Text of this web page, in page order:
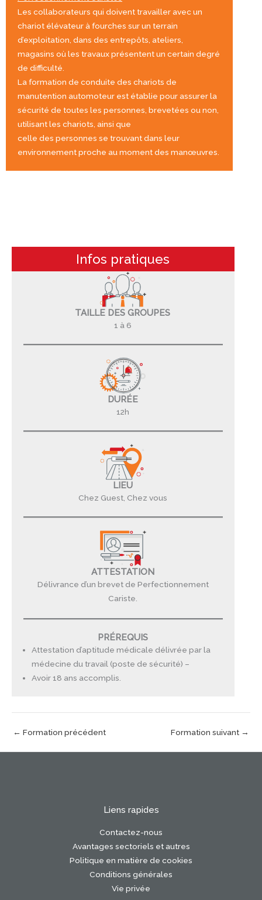
Les collaborateurs qui doivent travailler avec un
chariot élévateur à fourches sur un terrain
d’exploitation, dans des entrepôts, ateliers,
magasins où les travaux présentent un certain degré
de difficulté.
La formation de conduite des chariots de
manutention automoteur est établie pour assurer la
sécurité de toutes les personnes, brevetées ou non,
utilisant les chariots, ainsi que
celle des personnes se trouvant dans leur
environnement proche au moment des manœuvres.
Infos pratiques
TAILLE DES GROUPES
1 à 6
DURÉE
12h
LIEU
Chez Guest, Chez vous
ATTESTATION
Délivrance d’un brevet de Perfectionnement
Cariste.
PRÉREQUIS
Attestation d’aptitude médicale délivrée par la
médecine du travail (poste de sécurité) –
Avoir 18 ans accomplis.
← Formation précédent Formation suivant →
Liens rapides
Contactez-nous
Avantages sectoriels et autres
Politique en matière de cookies
Conditions générales
Vie privée